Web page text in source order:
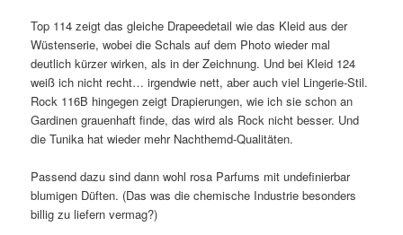
Top 114 zeigt das gleiche Drapeedetail wie das Kleid aus der
Wüstenserie, wobei die Schals auf dem Photo wieder mal
deutlich kürzer wirken, als in der Zeichnung. Und bei Kleid 124
weiß ich nicht recht… irgendwie nett, aber auch viel Lingerie-Stil.
Rock 116B hingegen zeigt Drapierungen, wie ich sie schon an
Gardinen grauenhaft finde, das wird als Rock nicht besser. Und
die Tunika hat wieder mehr Nachthemd-Qualitäten.
Passend dazu sind dann wohl rosa Parfums mit undefinierbar
blumigen Düften. (Das was die chemische Industrie besonders
billig zu liefern vermag?)